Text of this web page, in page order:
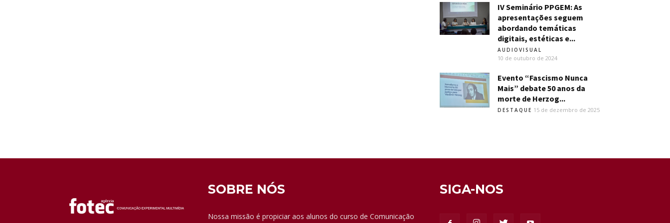
IV Seminário PPGEM: As
apresentações seguem
abordando temáticas
digitais, estéticas e...
AUDIOVISUAL
10 de outubro de 2024
Evento “Fascismo Nunca
Mais” debate 50 anos da
morte de Herzog...
DESTAQUE 15 de dezembro de 2025
SOBRE NÓS
Nossa missão é propiciar aos alunos do curso de Comunicação
SIGA-NOS